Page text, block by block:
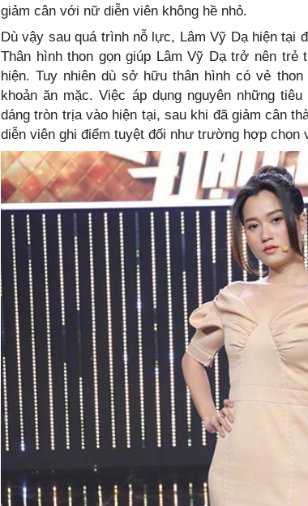
giảm cân với nữ diễn viên không hề nhỏ.
Dù vậy sau quá trình nỗ lực, Lâm Vỹ Dạ hiện tại
Thân hình thon gọn giúp Lâm Vỹ Dạ trở nên trẻ
hiện. Tuy nhiên dù sở hữu thân hình có vẻ
khoản ăn mặc. Việc áp dụng nguyên những
dáng tròn trịa vào hiện tại, sau khi đã giảm cân
diễn viên ghi điểm tuyệt đối như trường hợp chọn